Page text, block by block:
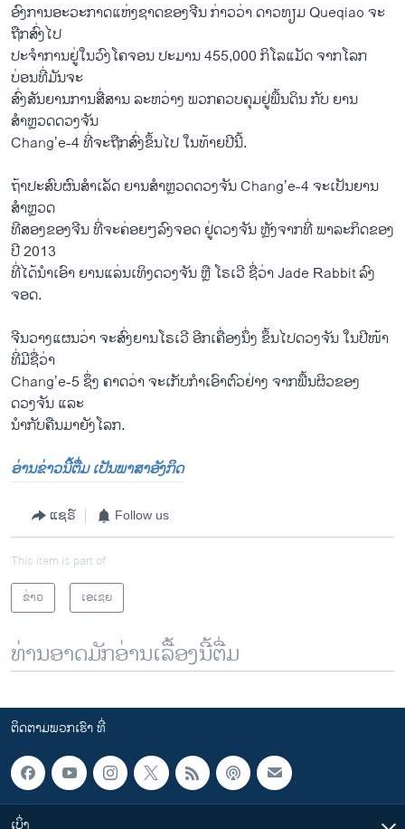
ອົງການອະວະກາດແຫ່ງຊາດຂອງຈີນ ກ່າວວ່າ ດາວທຽມ Queqiao ຈະ
ຖືກສົ່ງໄປ
ປະຈຳການຢູ່ໃນວົງໂຄຈອນ ປະມານ 455,000 ກິໂລແມັດ ຈາກໂລກ
ບ່ອນທີ່ມັນຈະ
ສົ່ງສັນຍານການສື່ສານ ລະຫວ່າງ ພວກຄວບຄຸມຢູ່ພື້ນດິນ ກັບ ຍານ
ສຳຫຼວດດວງຈັນ
Chang’e-4 ທີ່ຈະຖືກສົ່ງຂຶ້ນໄປ ໃນທ້າຍປີນີ້.
ຖ້າປະສົບຜົນສຳເລັດ ຍານສຳຫຼວດດວງຈັນ Chang’e-4 ຈະເປັນຍານ
ສຳຫຼວດ
ທີສອງຂອງຈີນ ທີ່ຈະຄ່ອຍໆລົງຈອດ ຢູ່ດວງຈັນ ຫຼັງຈາກທີ່ ພາລະກິດຂອງ
ປີ 2013
ທີ່ໄດ້ນຳເອົາ ຍານແລ່ນເທິງດວງຈັນ ຫຼື ໂຣເວີ ຊື່ວ່າ Jade Rabbit ລົງ
ຈອດ.
ຈີນວາງແຜນວ່າ ຈະສົ່ງຍານໂຣເວີ ອີກເຄື່ອງນຶ່ງ ຂຶ້ນໄປດວງຈັນ ໃນປີໜ້າ
ທີ່ມີຊື່ວ່າ
Chang’e-5 ຊຶ່ງ ຄາດວ່າ ຈະເກັບກຳເອົາຕົວຢ່າງ ຈາກພື້ນຜິວຂອງ
ດວງຈັນ ແລະ
ນຳກັບຄືນມາຍັງໂລກ.
ອ່ານຂ່າວນີ້ຕື່ມ ເປັນພາສາອັງກິດ
ແຊຣ໌ Follow us
This item is part of
ຂ່າວ
ເອເຊຍ
ທ່ານອາດມັກອ່ານເລື້ອງນີ້ຕື່ມ
ຕິດຕາມພວກເຮົາ ທີ່
ເບິ່ງ